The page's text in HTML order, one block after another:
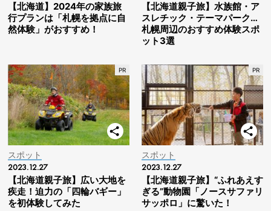
【北海道】2024年の家族旅
行プランは「札幌を拠点に自
然体験」がおすすめ！
【北海道親子旅】水族館・ア
スレチック・テーマパーク…
札幌周辺のおすすめ体験スポ
ット3選
スポット
2023.12.27
【北海道親子旅】広い大地を
疾走！迫力の「四輪バギー」
を初体験してみた
スポット
2023.12.27
【北海道親子旅】“ふれあえす
ぎる”動物園「ノースサファリ
サッポロ」に驚いた！